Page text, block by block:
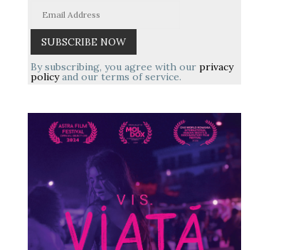
By subscribing, you agree with our privacy
policyand our terms of service.